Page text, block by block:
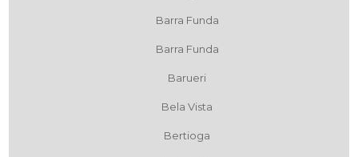
Barra Funda
Barra Funda
Barueri
Bela Vista
Bertioga